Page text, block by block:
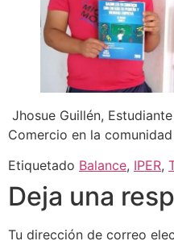
Jhosue Guillén,
Comercio en la
Etiquetado Balance, IPER,
Deja una
Tu dirección de correo